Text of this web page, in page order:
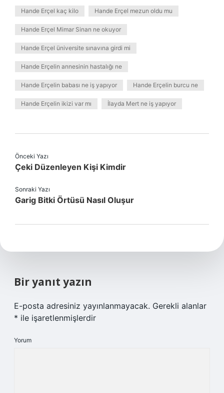
Hande Erçel kaç kilo Hande Erçel mezun oldu mu
Hande Erçel Mimar Sinan ne okuyor
Hande Erçel üniversite sınavına girdi mi
Hande Erçelin annesinin hastalığı ne
Hande Erçelin babası ne iş yapıyor Hande Erçelin burcu ne
Hande Erçelin ikizi var mı İlayda Mert ne iş yapıyor
Önceki Yazı
Çeki Düzenleyen Kişi Kimdir
Sonraki Yazı
Garig Bitki Örtüsü Nasıl Oluşur
Bir yanıt yazın
E-posta adresiniz yayınlanmayacak. Gerekli alanlar
* ile işaretlenmişlerdir
Yorum